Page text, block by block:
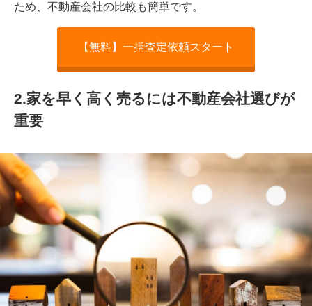
ため、不動産会社の比較も簡単です。
【無料】一括査定依頼スタート
2.家を早く高く売るには不動産会社選びが
重要